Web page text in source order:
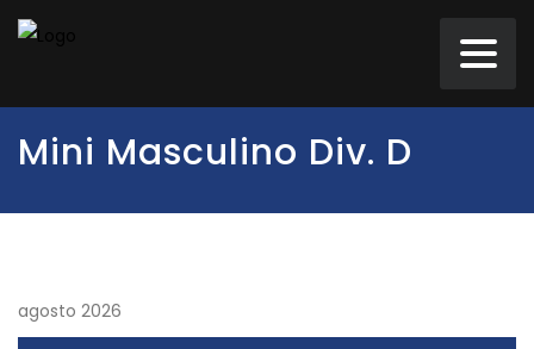
Mini Masculino Div. D
agosto 2026